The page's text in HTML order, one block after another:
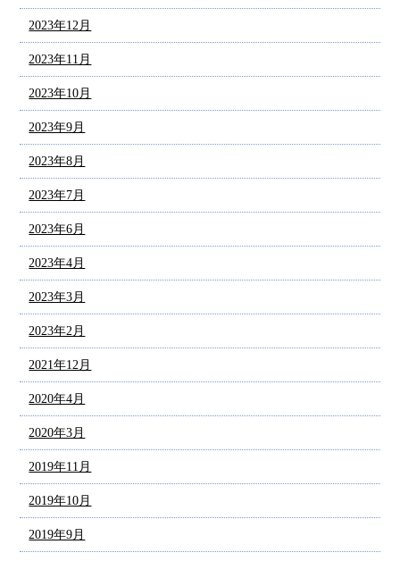
2023年12月
2023年11月
2023年10月
2023年9月
2023年8月
2023年7月
2023年6月
2023年4月
2023年3月
2023年2月
2021年12月
2020年4月
2020年3月
2019年11月
2019年10月
2019年9月